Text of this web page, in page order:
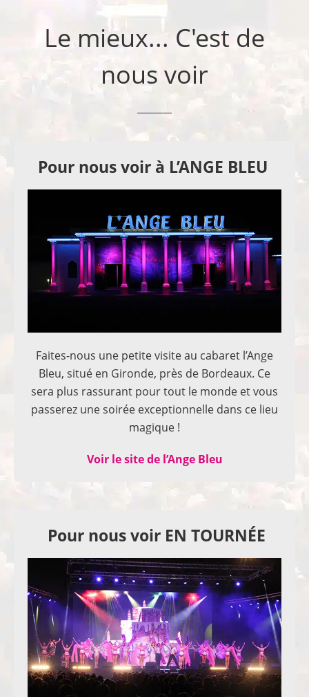
Le mieux... C'est de
nous voir
Pour nous voir à L’ANGE BLEU
Faites-nous une petite visite au cabaret l’Ange
Bleu, situé en Gironde, près de Bordeaux. Ce
sera plus rassurant pour tout le monde et vous
passerez une soirée exceptionnelle dans ce lieu
magique !
Voir le site de l’Ange Bleu
Pour nous voir EN TOURNÉE